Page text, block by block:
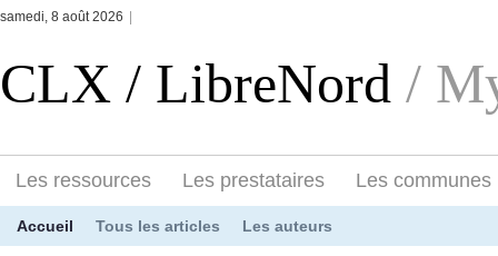
samedi, 8 août 2026
CLX / LibreNord /
Les ressources Les prestataires Les communes
Accueil Tous les articles Les auteurs